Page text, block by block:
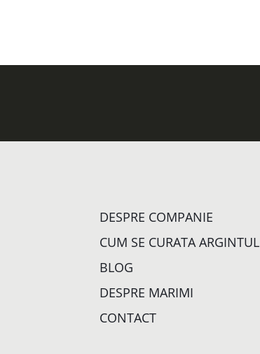
DESPRE COMPANIE
CUM SE CURATA ARGINTUL
BLOG
DESPRE MARIMI
CONTACT